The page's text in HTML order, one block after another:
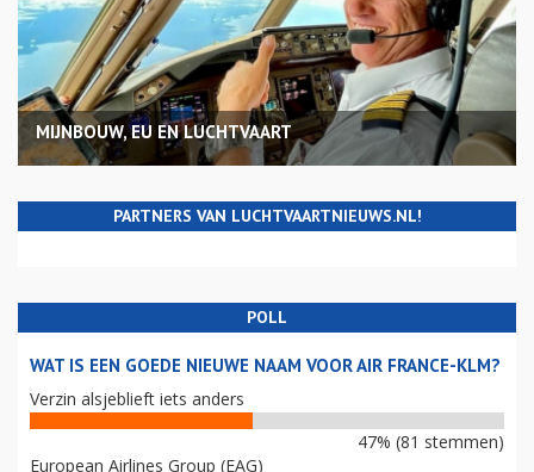
MIJNBOUW, EU EN LUCHTVAART
PARTNERS VAN LUCHTVAARTNIEUWS.NL!
POLL
WAT IS EEN GOEDE NIEUWE NAAM VOOR AIR FRANCE-KLM?
Verzin alsjeblieft iets anders
47% (81 stemmen)
European Airlines Group (EAG)